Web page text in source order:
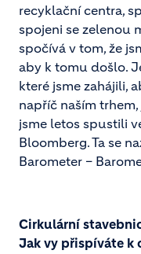
recyklační centra,
spojeni se zelenou
spočívá v tom, že
aby k tomu došlo.
které jsme zahájili,
napříč naším
jsme letos spustili
Bloomberg. Ta se
Barometer –
Cirkulární
Jak vy přispíváte k